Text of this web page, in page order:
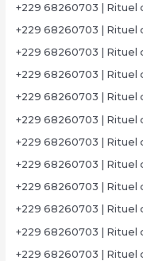
+229 68260703 |
+229 68260703 | Rituel
+229 68260703 | Rituel
+229 68260703 | Rituel
+229 68260703 | Rituel
+229 68260703 | Rituel
+229 68260703 | Rituel
+229 68260703 | Rituel
+229 68260703 |
+229 68260703 |
+229 68260703 | Rituel
+229 68260703 | Rituel